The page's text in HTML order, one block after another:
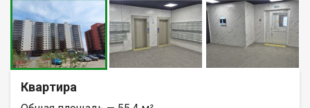
Квартира